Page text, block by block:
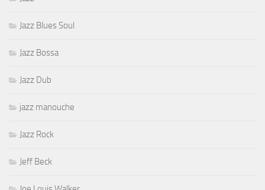
Jazz Blues Soul
Jazz Bossa
Jazz Dub
jazz manouche
Jazz Rock
Jeff Beck